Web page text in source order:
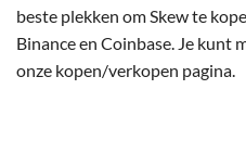
beste plekken om Skew te
Binance en Coinbase. Je kunt
onze kopen/verkopen pagina.